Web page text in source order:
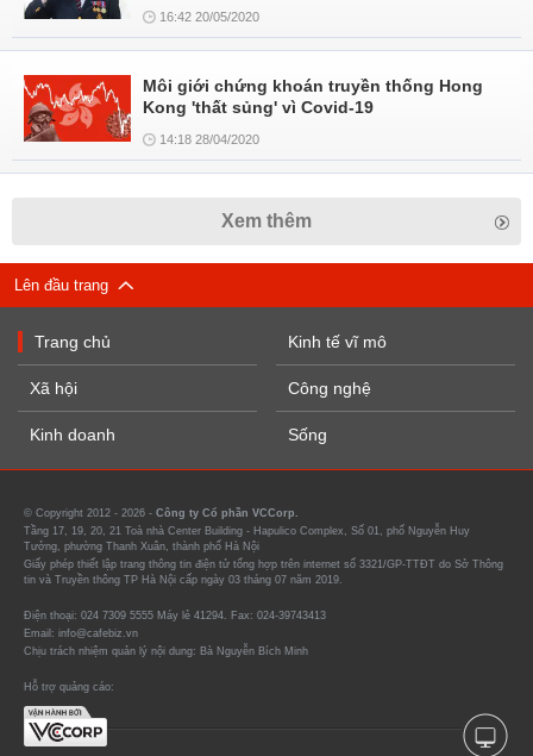
16:42 20/05/2020
Môi giới chứng khoán truyền thống Hong
Kong 'thất sủng' vì Covid-19
14:18 28/04/2020
Xem thêm
Lên đầu trang
Trang chủ
Xã hội
Kinh doanh
Kinh tế vĩ mô
Công nghệ
Sống
© Copyright 2012 - 2026 - Công ty Cổ phần VCCorp.
Tầng 17, 19, 20, 21 Toà nhà Center Building - Hapulico Complex, Số 01, phố Nguyễn Huy
Tưởng, phường Thanh Xuân, thành phố Hà Nội
Giấy phép thiết lập trang thông tin điện tử tổng hợp trên internet số 3321/GP-TTĐT do Sở Thông
tin và Truyền thông TP Hà Nội cấp ngày 03 tháng 07 năm 2019.
Điện thoại: 024 7309 5555 Máy lẻ 41294. Fax: 024-39743413
Email: info@cafebiz.vn
Chịu trách nhiệm quản lý nội dung: Bà Nguyễn Bích Minh
Hỗ trợ quảng cáo: